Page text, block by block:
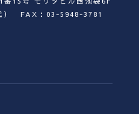
） FAX：03-5948-3781